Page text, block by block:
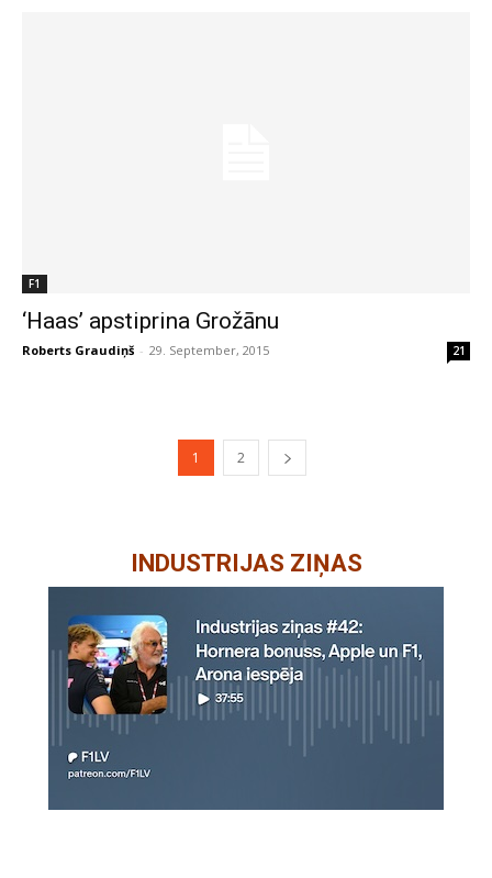
F1
‘Haas’ apstiprina Grožānu
Roberts Graudiņš - 29. September, 2015 21
1 2
INDUSTRIJAS ZIŅAS